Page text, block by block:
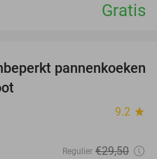
Gratis
30%
pannenkoeken
9.2 star
Regulier €29,50